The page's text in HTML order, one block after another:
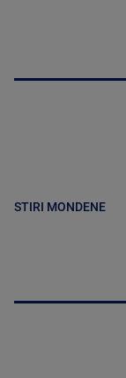
STIRI MONDENE